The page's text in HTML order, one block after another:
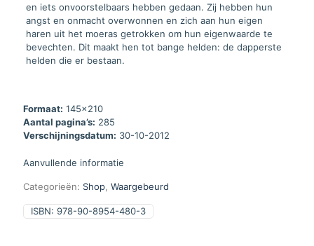
en iets onvoorstelbaars hebben gedaan. Zij hebben hun
angst en onmacht overwonnen en zich aan hun eigen
haren uit het moeras getrokken om hun eigenwaarde te
bevechten. Dit maakt hen tot bange helden: de dapperste
helden die er bestaan.
Formaat: 145x210
Aantal pagina’s: 285
Verschijningsdatum: 30-10-2012
Aanvullende informatie
Categorieën: Shop Waargebeurd
ISBN: 978-90-8954-480-3